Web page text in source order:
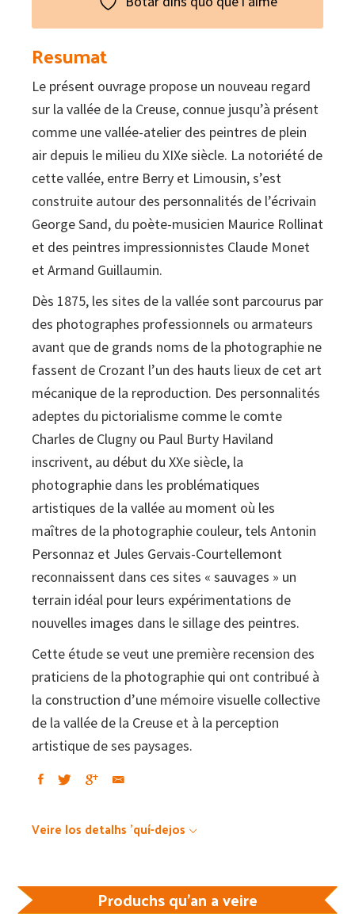
la
Creuse
au
temps
de
l'impressionnisme
(1875-
1920)
quantity
Resumat
Le présent ouvrage propose un nouveau regard
sur la vallée de la Creuse, connue jusqu’à présent
comme une vallée-atelier des peintres de plein
air depuis le milieu du XIXe siècle. La notoriété de
cette vallée, entre Berry et Limousin, s’est
construite autour des personnalités de l’écrivain
George Sand, du poète-musicien Maurice Rollinat
et des peintres impressionnistes Claude Monet
et Armand Guillaumin.
Dès 1875, les sites de la vallée sont parcourus par
des photographes professionnels ou armateurs
avant que de grands noms de la photographie ne
fassent de Crozant l’un des hauts lieux de cet art
mécanique de la reproduction. Des personnalités
adeptes du pictorialisme comme le comte
Charles de Clugny ou Paul Burty Haviland
inscrivent, au début du XXe siècle, la
photographie dans les problématiques
artistiques de la vallée au moment où les
maîtres de la photographie couleur, tels Antonin
Personnaz et Jules Gervais-Courtellemont
reconnaissent dans ces sites « sauvages » un
terrain idéal pour leurs expérimentations de
nouvelles images dans le sillage des peintres.
Cette étude se veut une première recension des
praticiens de la photographie qui ont contribué à
la construction d’une mémoire visuelle collective
de la vallée de la Creuse et à la perception
artistique de ses paysages.
Veire los detalhs 'quí-dejos
Produchs qu'an a veire